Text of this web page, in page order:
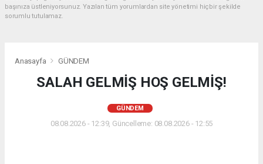
başınıza üstleniyorsunuz. Yazılan tüm yorumlardan site yönetimi hiçbir şekilde
sorumlu tutulamaz.
Anasayfa GÜNDEM
SALAH GELMİŞ HOŞ GELMİŞ!
GÜNDEM
08.08.2026 - 12:39, Güncelleme: 08.08.2026 - 12:55